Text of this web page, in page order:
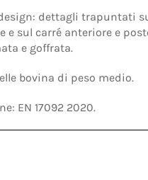
dettagli trapuntati
e sul carré anteriore e
e goffrata.
bovina di peso medio.
EN 17092 2020.